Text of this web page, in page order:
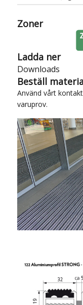
Zoner
Ladda ner
Downloads
Beställ
Använd vårt
varuprov.